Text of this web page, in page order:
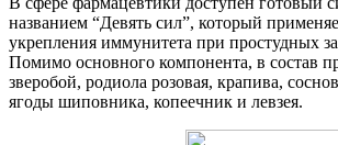
названием “Девять сил”, который
укрепления иммунитета при простудных
Помимо основного компонента, в состав
зверобой, родиола розовая, крапива,
ягоды шиповника, копеечник и левзея.